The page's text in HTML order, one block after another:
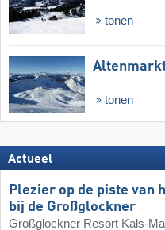
tonen
tonen
Actueel
Plezier op de piste van
bij de Großglockner
Großglockner Resort Kals-